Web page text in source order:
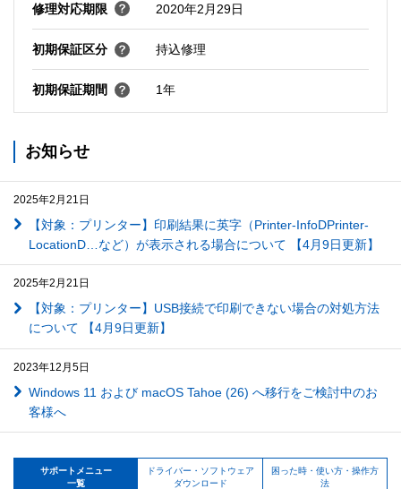
修理対応期限 2020年2月29日
初期保証区分 持込修理
初期保証期間 1年
お知らせ
2025年2月21日
【対象：プリンター】印刷結果に英字（Printer-InfoDPrinter-
LocationD…など）が表示される場合について 【4月9日更新】
2025年2月21日
【対象：プリンター】USB接続で印刷できない場合の対処方法
について 【4月9日更新】
2023年12月5日
Windows 11 および macOS Tahoe (26) へ移行をご検討中のお
客様へ
サポートメニュー
一覧
ドライバー・ソフトウェア
ダウンロード
困った時・使い方・操作方
法